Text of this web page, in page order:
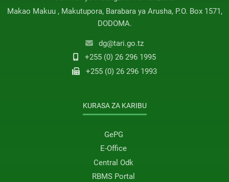
Makao Makuu , Makutupora, Barabara ya Arusha, P.O. Box 1571,
DODOMA.
dg@tari.go.tz
+255 (0) 26 296 1995
+255 (0) 26 296 1993
KURASA ZA KARIBU
GePG
E-Office
Central Odk
RBMS Portal